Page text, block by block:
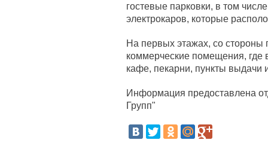
гостевые парковки, в том
электрокаров, которые
На первых этажах, со стороны
коммерческие помещения, где
кафе, пекарни, пункты выдачи
Информация предоставлена
Групп"